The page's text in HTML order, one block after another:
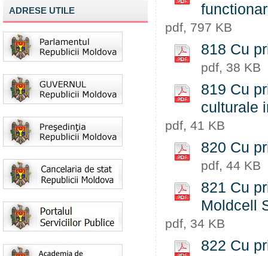
ADRESE UTILE
pdf, 797 KB
818 Cu
pdf, 38 KB
819 Cu
culturale
pdf, 41 KB
820 Cu
pdf, 44 KB
821 Cu
Moldcell
pdf, 34 KB
822 Cu